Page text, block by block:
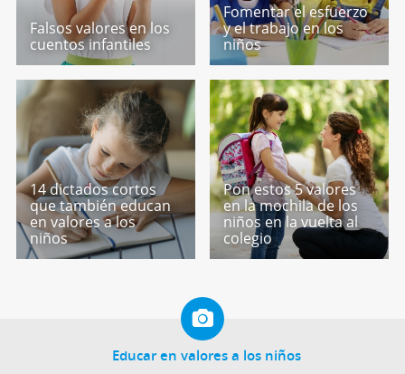
Falsos valores en los
cuentos infantiles
Fomentar el esfuerzo
y el trabajo en los
niños
14 dictados cortos
que también educan
en valores a los
niños
Pon estos 5 valores
en la mochila de los
niños en la vuelta al
colegio
Educar en valores a los niños